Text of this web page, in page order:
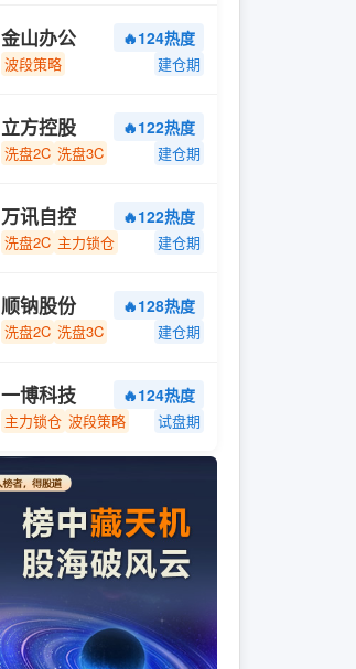
金山办公 🔥124热度
波段策略 建仓期
立方控股 🔥122热度
洗盘2C 洗盘3C 建仓期
万讯自控 🔥122热度
洗盘2C 主力锁仓 建仓期
顺钠股份 🔥128热度
洗盘2C 洗盘3C 建仓期
一博科技 🔥124热度
主力锁仓 波段策略 试盘期